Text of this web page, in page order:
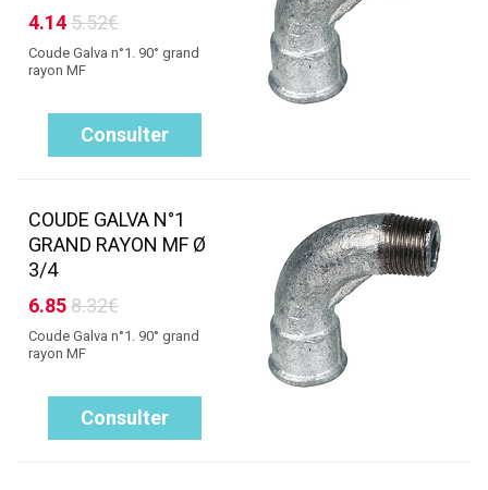
4.145.52€
Coude Galva n°1. 90° grand
rayon MF
Consulter
COUDE GALVA N°1
GRAND RAYON MF Ø
3/4
6.858.32€
Coude Galva n°1. 90° grand
rayon MF
Consulter